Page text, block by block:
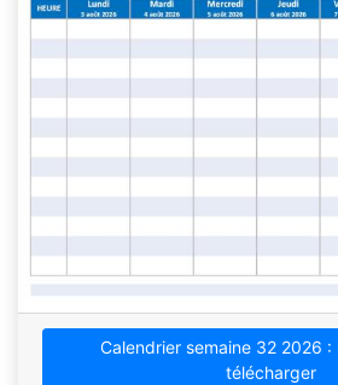
Calendrier semaine 32 2026 :
télécharger